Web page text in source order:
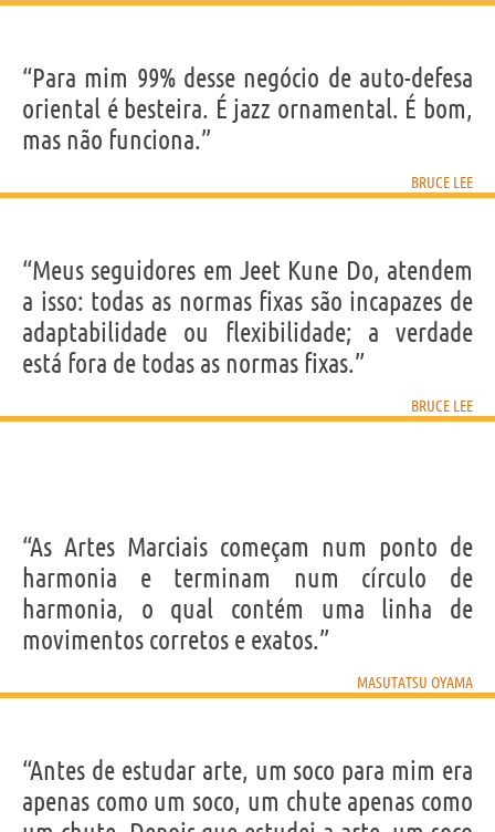
“Para mim 99% desse negócio de auto-defesa
oriental é besteira. É jazz ornamental. É bom,
mas não funciona.”
BRUCE LEE
“Meus seguidores em Jeet Kune Do, atendem
a isso: todas as normas fixas são incapazes de
adaptabilidade ou flexibilidade; a verdade
está fora de todas as normas fixas.”
BRUCE LEE
“As Artes Marciais começam num ponto de
harmonia e terminam num círculo de
harmonia, o qual contém uma linha de
movimentos corretos e exatos.”
MASUTATSU OYAMA
“Antes de estudar arte, um soco para mim era
apenas como um soco, um chute apenas como